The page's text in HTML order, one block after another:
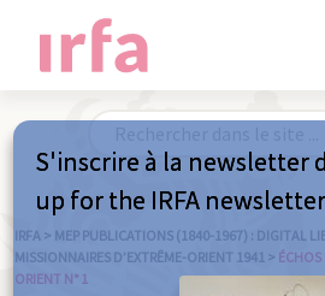
IRFA > MEP PUBLICATIONS (1840-1967) : DIGITAL
MISSIONNAIRES D’EXTRÊME-ORIENT 1941 > ÉCHOS
ORIENT N° 1
S'inscrire à la newsletter
up for the IRFA newsletter